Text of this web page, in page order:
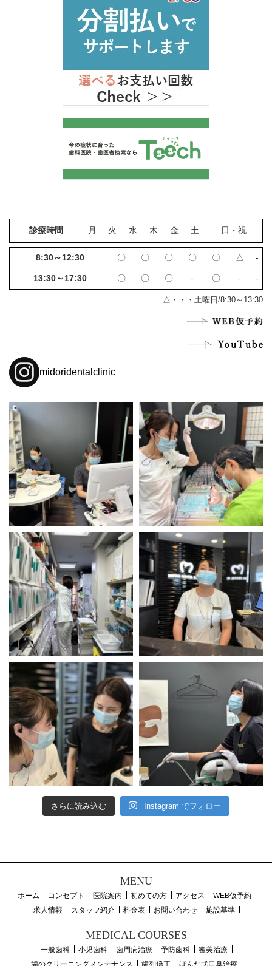
診療時間 月 火 水 木 金 土 日・祝
8:30～12:30 〇 〇 〇 〇 〇 △ ‐
13:30～17:30 〇 〇 〇 ‐ 〇 ‐ ‐
△・・・土曜日/8:30～13:30
midoridentalclinic
さらに読み込む Instagram でフォロー
MENU
ホーム コンセプト 医院案内 初めての方 アクセス
WEB仮予約
求人情報
スタッフ紹介 料金表 お問い合わせ 施設基準
MEDICAL COURSES
一般歯科 小児歯科 歯周病治療 予防歯科
審美治療
歯のクリーニングメンテナンス
歯列矯正 ほんだ式口臭治療